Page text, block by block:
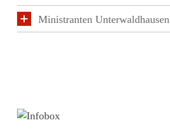
Ministranten Unterwaldhausen